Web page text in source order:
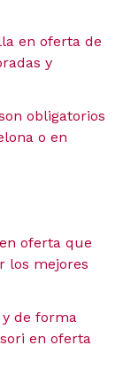
en oferta de
y
obligatorios
o en
oferta que
los mejores
de forma
en oferta